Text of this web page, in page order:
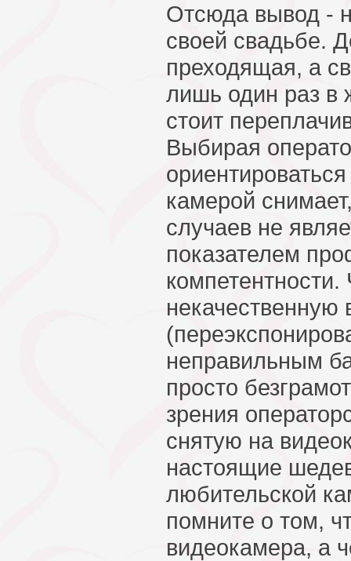
Отсюда вывод -
своей свадьбе.
преходящая, а
лишь один раз в
стоит
Выбирая
камерой
случаев не
показателем
некачественную
неправильным
просто
зрения
снятую на
настоящие
любительской
помните о том,
видеокамера, а